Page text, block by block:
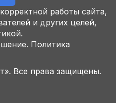
работы сайта,
и других целей,
Политика
Все права защищены.